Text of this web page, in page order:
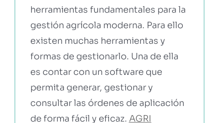
herramientas fundamentales para la
gestión agrícola moderna. Para ello
existen muchas herramientas y
formas de gestionarlo. Una de ella
es contar con un software que
permita generar, gestionar y
consultar las órdenes de aplicación
de forma fácil y eficaz. AGRI